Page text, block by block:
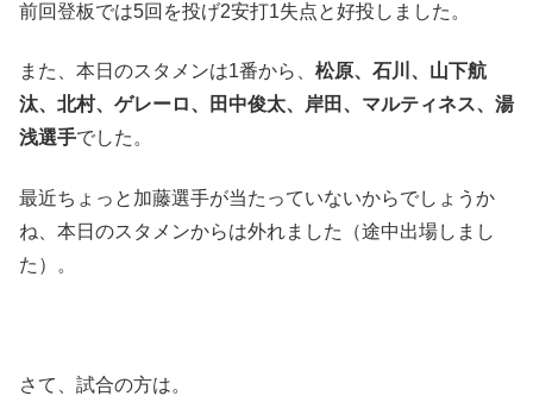
前回登板では5回を投げ2安打1失点と好投しました。
また、本日のスタメンは1番から、 松原、石川、山下航
汰、北村、ゲレーロ、田中俊太、岸田、マルティネス、湯
浅選手でした。
最近ちょっと加藤選手が当たっていないからでしょうか
ね、本日のスタメンからは外れました（途中出場しまし
た）。
さて、試合の方は。